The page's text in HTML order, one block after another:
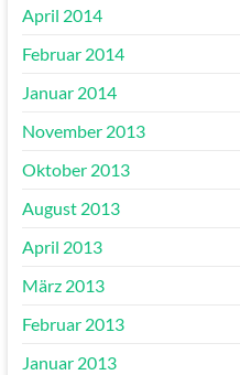
April 2014
Februar 2014
Januar 2014
November 2013
Oktober 2013
August 2013
April 2013
März 2013
Februar 2013
Januar 2013